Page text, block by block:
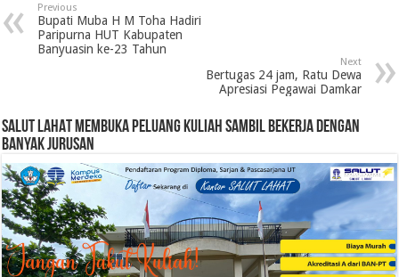
Previous
Bupati Muba H M Toha Hadiri
Paripurna HUT Kabupaten
Banyuasin ke-23 Tahun
Next
Bertugas 24 jam, Ratu Dewa
Apresiasi Pegawai Damkar
SALUT LAHAT MEMBUKA PELUANG KULIAH SAMBIL BEKERJA DENGAN
BANYAK JURUSAN